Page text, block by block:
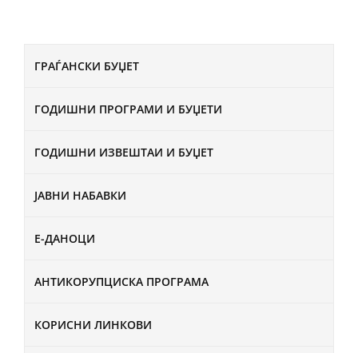
ГРАЃАНСКИ БУЏЕТ
ГОДИШНИ ПРОГРАМИ И БУЏЕТИ
ГОДИШНИ ИЗВЕШТАИ И БУЏЕТ
ЈАВНИ НАБАВКИ
Е-ДАНОЦИ
АНТИКОРУПЦИСКА ПРОГРАМА
КОРИСНИ ЛИНКОВИ